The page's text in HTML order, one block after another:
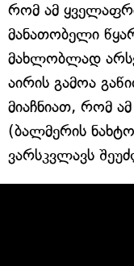
რომ ამ
მანათობელი
მახლობლად
აირის გამოა
მიაჩნიათ, რომ
(ბალმერის
ვარსკვლავს